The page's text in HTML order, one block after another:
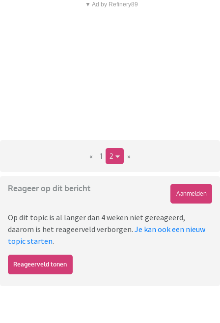
▼ Ad by Refinery89
« 1 2 »
Reageer op dit bericht
Aanmelden
Op dit topic is al langer dan 4 weken niet gereageerd,
daarom is het reageerveld verborgen. Je kan ook een nieuw
topic starten.
Reageerveld tonen